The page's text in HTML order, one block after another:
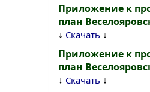
Приложение к
план
↓ Скачать ↓
Приложение к
план
↓ Скачать ↓